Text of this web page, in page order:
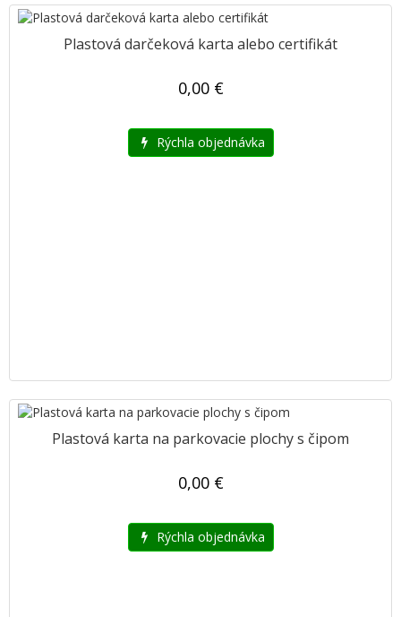
Plastová darčeková karta alebo certifikát
0,00 €
Rýchla objednávka
Plastová karta na parkovacie plochy s čipom
0,00 €
Rýchla objednávka